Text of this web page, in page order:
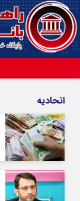
آپارات
اتحادیه